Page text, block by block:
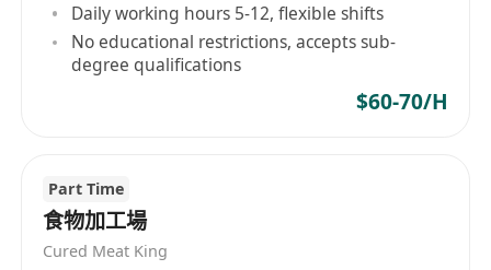
Daily working hours 5-12, flexible shifts
No educational restrictions, accepts sub-
degree qualifications
$60-70/H
Part Time
食物加工場
Cured Meat King